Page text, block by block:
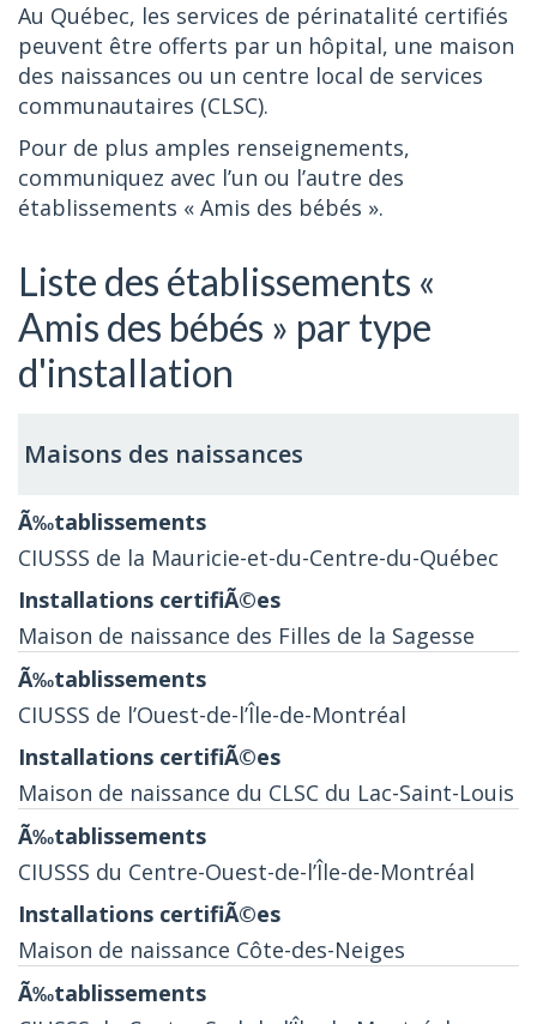
Au Québec, les services de périnatalité certifiés
peuvent être offerts par un hôpital, une maison
des naissances ou un centre local de services
communautaires (CLSC).
Pour de plus amples renseignements,
communiquez avec l’un ou l’autre des
établissements « Amis des bébés ».
Liste des établissements «
Amis des bébés » par type
d'installation
Maisons des naissances
CIUSSS de la Mauricie-et-du-Centre-du-Québec
Maison de naissance des Filles de la Sagesse
CIUSSS de l’Ouest-de-l’Île-de-Montréal
Maison de naissance du CLSC du Lac-Saint-Louis
CIUSSS du Centre-Ouest-de-l’Île-de-Montréal
Maison de naissance Côte-des-Neiges